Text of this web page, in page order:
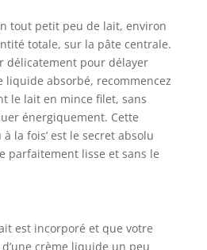
tout petit peu de lait, environ
totale, sur la pâte centrale.
délicatement pour délayer
liquide absorbé, recommencez
le lait en mince filet, sans
énergiquement. Cette
la fois’ est le secret absolu
parfaitement lisse et sans le
est incorporé et que votre
crème liquide un peu